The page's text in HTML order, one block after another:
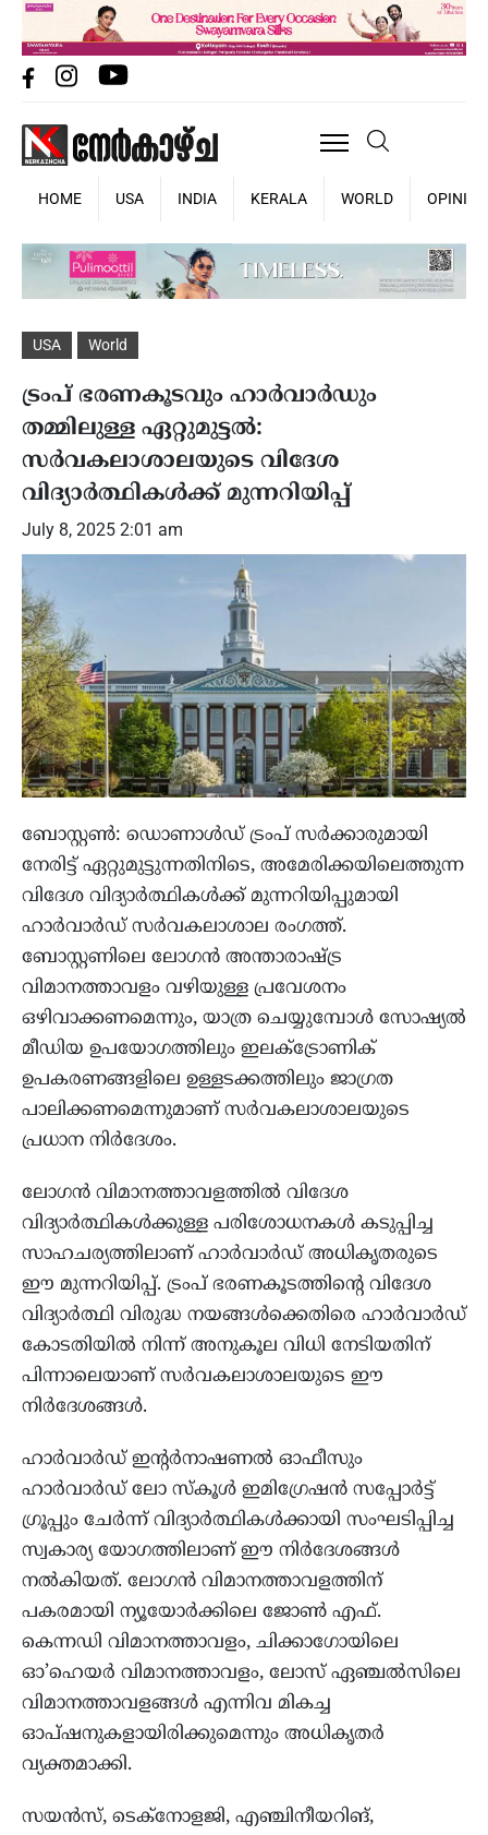
HOME USA INDIA KERALA WORLD OPINION
USA World
ട്രംപ് ഭരണകൂടവും ഹാർവാർഡും
തമ്മിലുള്ള ഏറ്റുമുട്ടൽ:
സർവകലാശാലയുടെ വിദേശ
വിദ്യാർത്ഥികൾക്ക് മുന്നറിയിപ്പ്
July 8, 2025 2:01 am
ബോസ്റ്റൺ: ഡൊണാൾഡ് ട്രംപ് സർക്കാരുമായി
നേരിട്ട് ഏറ്റുമുട്ടുന്നതിനിടെ, അമേരിക്കയിലെത്തുന്ന
വിദേശ വിദ്യാർത്ഥികൾക്ക് മുന്നറിയിപ്പുമായി
ഹാർവാർഡ് സർവകലാശാല രംഗത്ത്.
ബോസ്റ്റണിലെ ലോഗൻ അന്താരാഷ്ട്ര
വിമാനത്താവളം വഴിയുള്ള പ്രവേശനം
ഒഴിവാക്കണമെന്നും, യാത്ര ചെയ്യുമ്പോൾ സോഷ്യൽ
മീഡിയ ഉപയോഗത്തിലും ഇലക്ട്രോണിക്
ഉപകരണങ്ങളിലെ ഉള്ളടക്കത്തിലും ജാഗ്രത
പാലിക്കണമെന്നുമാണ് സർവകലാശാലയുടെ
പ്രധാന നിർദേശം.
ലോഗൻ വിമാനത്താവളത്തിൽ വിദേശ
വിദ്യാർത്ഥികൾക്കുള്ള പരിശോധനകൾ കടുപ്പിച്ച
സാഹചര്യത്തിലാണ് ഹാർവാർഡ് അധികൃതരുടെ
ഈ മുന്നറിയിപ്പ്. ട്രംപ് ഭരണകൂടത്തിന്റെ വിദേശ
വിദ്യാർത്ഥി വിരുദ്ധ നയങ്ങൾക്കെതിരെ ഹാർവാർഡ്
കോടതിയിൽ നിന്ന് അനുകൂല വിധി നേടിയതിന്
പിന്നാലെയാണ് സർവകലാശാലയുടെ ഈ
നിർദേശങ്ങൾ.
ഹാർവാർഡ് ഇന്റർനാഷണൽ ഓഫീസും
ഹാർവാർഡ് ലോ സ്കൂൾ ഇമിഗ്രേഷൻ സപ്പോർട്ട്
ഗ്രൂപ്പും ചേർന്ന് വിദ്യാർത്ഥികൾക്കായി സംഘടിപ്പിച്ച
സ്വകാര്യ യോഗത്തിലാണ് ഈ നിർദേശങ്ങൾ
നൽകിയത്. ലോഗൻ വിമാനത്താവളത്തിന്
പകരമായി ന്യൂയോർക്കിലെ ജോൺ എഫ്.
കെന്നഡി വിമാനത്താവളം, ചിക്കാഗോയിലെ
ഓ’ഹെയർ വിമാനത്താവളം, ലോസ് ഏഞ്ചൽസിലെ
വിമാനത്താവളങ്ങൾ എന്നിവ മികച്ച
ഓപ്ഷനുകളായിരിക്കുമെന്നും അധികൃതർ
വ്യക്തമാക്കി.
സയൻസ്, ടെക്നോളജി, എഞ്ചിനീയറിങ്,